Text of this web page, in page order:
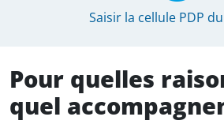
Saisir la cellule PDP du
Pour quelles
quel